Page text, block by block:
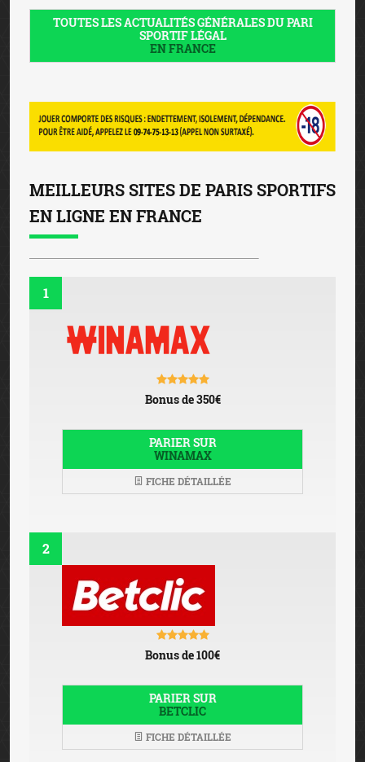
TOUTES LES ACTUALITÉS GÉNÉRALES DU PARI
SPORTIF LÉGAL
EN FRANCE
MEILLEURS SITES DE PARIS SPORTIFS
EN LIGNE EN FRANCE
1
Bonus de 350€
PARIER SUR
WINAMAX
FICHE DÉTAILLÉE
2
Bonus de 100€
PARIER SUR
BETCLIC
FICHE DÉTAILLÉE